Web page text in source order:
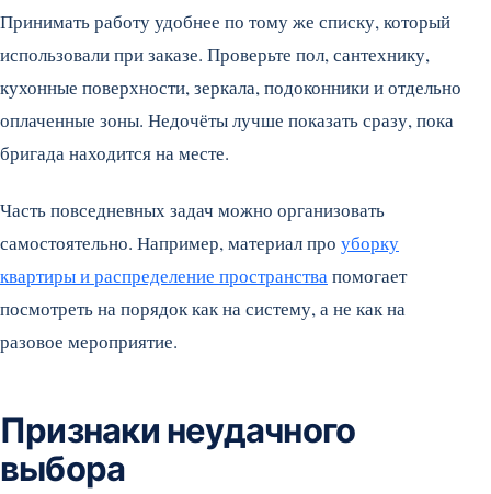
Принимать работу удобнее по тому же списку, который
использовали при заказе. Проверьте пол, сантехнику,
кухонные поверхности, зеркала, подоконники и отдельно
оплаченные зоны. Недочёты лучше показать сразу, пока
бригада находится на месте.
Часть повседневных задач можно организовать
самостоятельно. Например, материал про уборку
квартиры и распределение пространствапомогает
посмотреть на порядок как на систему, а не как на
разовое мероприятие.
Признаки неудачного
выбора